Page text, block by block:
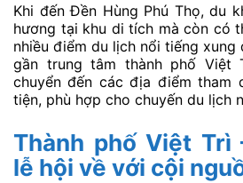
Khi đến Đền Hùng Phú Thọ, du
hương tại khu di tích mà còn có
nhiều điểm du lịch nổi tiếng xung
gần trung tâm thành phố Việt
chuyển đến các địa điểm tham
tiện, phù hợp cho chuyến du lịch
Thành phố Việt Trì
lễ hội về với cội